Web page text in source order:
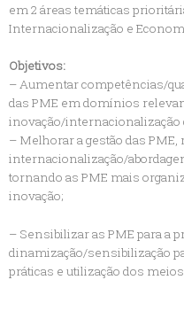
em 2 áreas temáticas
Internacionalização e
Objetivos:
– Aumentar competências/
das PME em domínios
inovação/internacionalização
– Melhorar a gestão das
internacionalização/
tornando as PME mais
inovação;
– Sensibilizar as PME para a
dinamização/sensibilização
práticas e utilização dos